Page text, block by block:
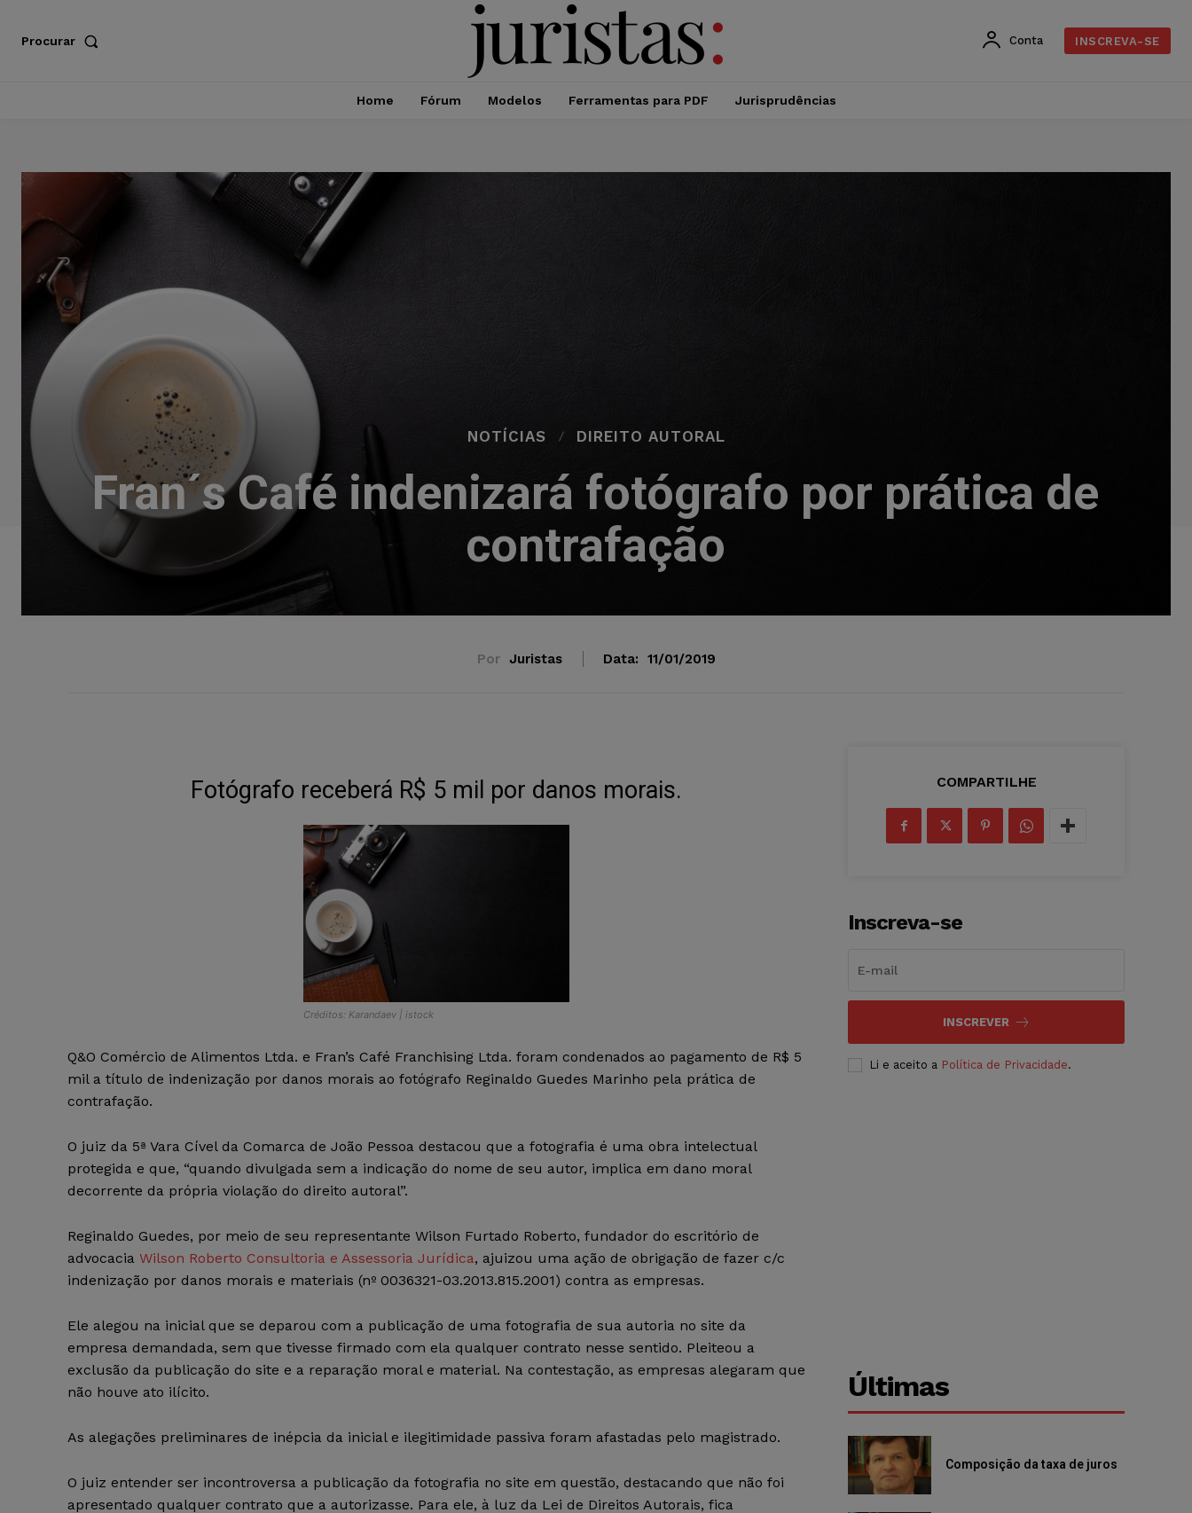
Procurar Conta INSCREVA-SE
Home Fórum Modelos Ferramentas para PDF Jurisprudências
NOTÍCIAS DIREITO AUTORAL
Fran´s Café indenizará fotógrafo por prática de
contrafação
Por Juristas Data: 11/01/2019
Fotógrafo receberá R$ 5 mil por danos morais.
Créditos: Karandaev | istock
Q&O Comércio de Alimentos Ltda. e Fran’s Café Franchising Ltda. foram condenados ao pagamento de R$ 5
mil a título de indenização por danos morais ao fotógrafo Reginaldo Guedes Marinho pela prática de
contrafação.
O juiz da 5ª Vara Cível da Comarca de João Pessoa destacou que a fotografia é uma obra intelectual
protegida e que, “quando divulgada sem a indicação do nome de seu autor, implica em dano moral
decorrente da própria violação do direito autoral”.
Reginaldo Guedes, por meio de seu representante Wilson Furtado Roberto, fundador do escritório de
advocacia Wilson Roberto Consultoria e Assessoria Jurídica, ajuizou uma ação de obrigação de fazer c/c
indenização por danos morais e materiais (nº 0036321-03.2013.815.2001) contra as empresas.
Ele alegou na inicial que se deparou com a publicação de uma fotografia de sua autoria no site da
empresa demandada, sem que tivesse firmado com ela qualquer contrato nesse sentido. Pleiteou a
exclusão da publicação do site e a reparação moral e material. Na contestação, as empresas alegaram que
não houve ato ilícito.
As alegações preliminares de inépcia da inicial e ilegitimidade passiva foram afastadas pelo magistrado.
O juiz entender ser incontroversa a publicação da fotografia no site em questão, destacando que não foi
apresentado qualquer contrato que a autorizasse. Para ele, à luz da Lei de Direitos Autorais, fica
COMPARTILHE
Inscreva-se
INSCREVER
Li e aceito a Política de Privacidade.
Últimas
Composição da taxa de juros